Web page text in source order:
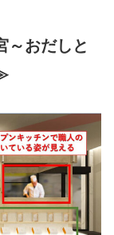
～おだしと